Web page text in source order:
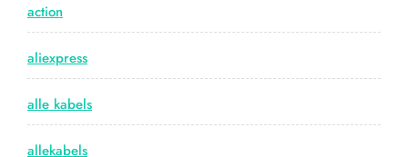
action
aliexpress
alle kabels
allekabels